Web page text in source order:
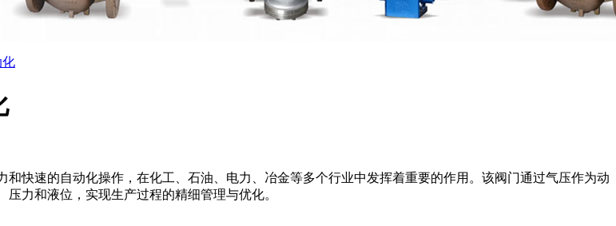
化
快速的自动化操作，在化工、石油、电力、冶金等多个行业中发挥着重要的作用。该阀门通过气压作为动
力和液位，实现生产过程的精细管理与优化。